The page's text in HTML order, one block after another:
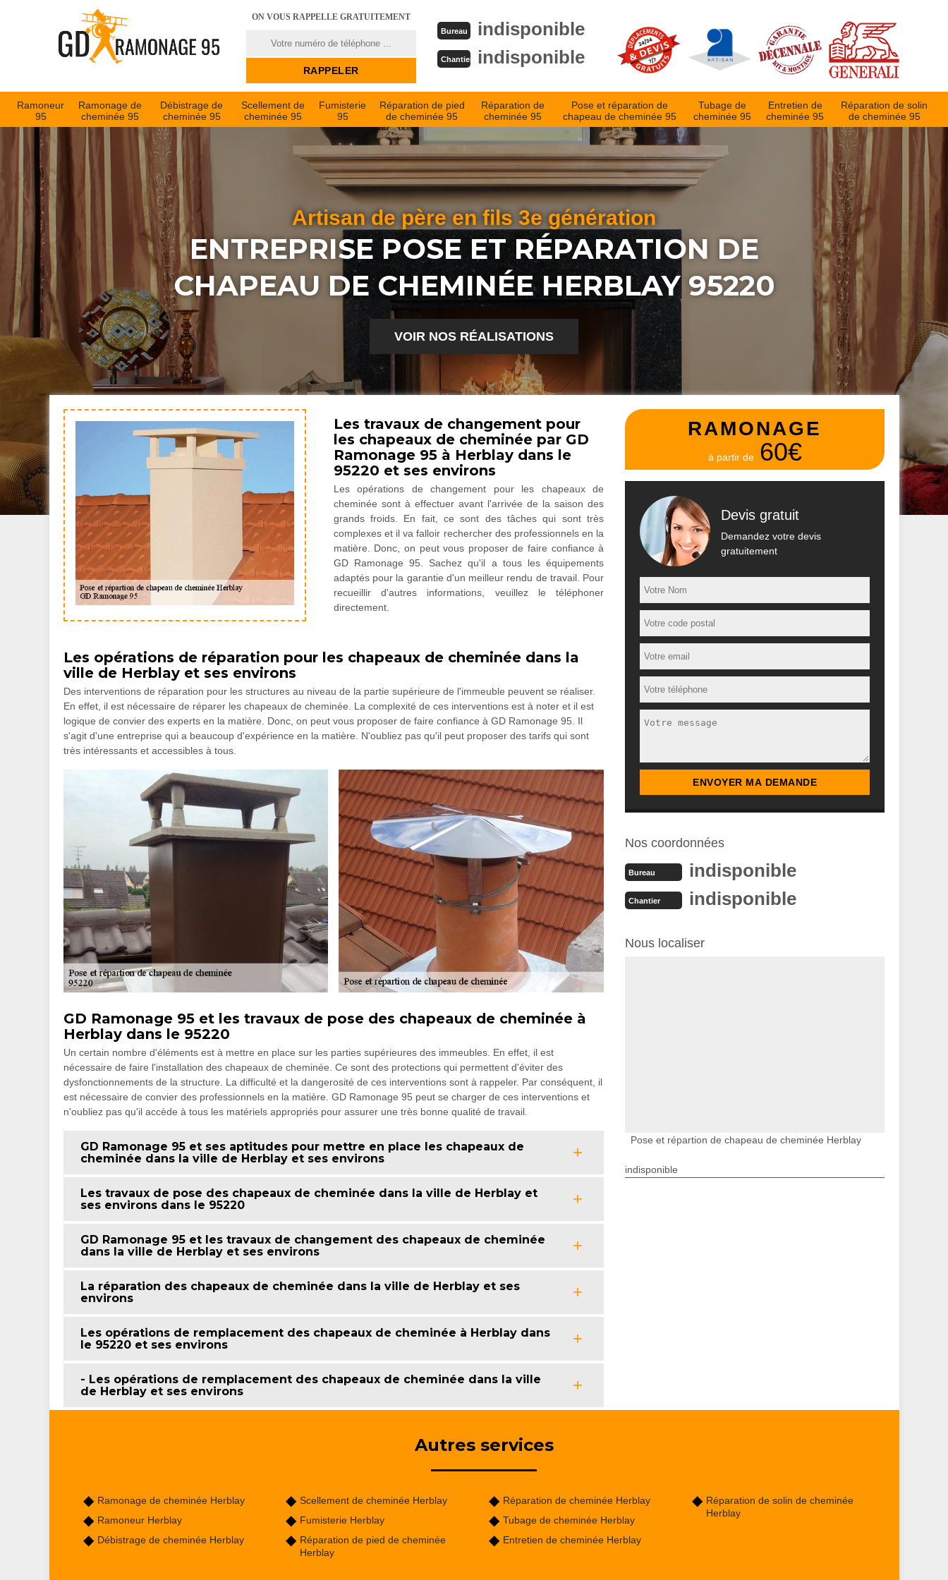
ON VOUS RAPPELLE GRATUITEMENT
Bureau indisponible
Chantier indisponible
Ramoneur
95
Ramonage de
cheminée 95
Débistrage de
cheminée 95
Scellement de
cheminée 95
Fumisterie
95
Réparation de pied
de cheminée 95
Réparation de
cheminée 95
Pose et réparation de
chapeau de cheminée 95
Tubage de
cheminée 95
Entretien de
cheminée 95
Réparation de solin
de cheminée 95
Artisan de père en fils 3e génération
ENTREPRISE POSE ET RÉPARATION DE
CHAPEAU DE CHEMINÉE HERBLAY 95220
VOIR NOS RÉALISATIONS
Les travaux de changement pour
les chapeaux de cheminée par GD
Ramonage 95 à Herblay dans le
95220 et ses environs
Les opérations de changement pour les chapeaux de
cheminée sont à effectuer avant l'arrivée de la saison des
grands froids. En fait, ce sont des tâches qui sont très
complexes et il va falloir rechercher des professionnels en la
matière. Donc, on peut vous proposer de faire confiance à
GD Ramonage 95. Sachez qu'il a tous les équipements
adaptés pour la garantie d'un meilleur rendu de travail. Pour
recueillir d'autres informations, veuillez le téléphoner
directement.
Les opérations de réparation pour les chapeaux de cheminée dans la
ville de Herblay et ses environs
Des interventions de réparation pour les structures au niveau de la partie supérieure de l'immeuble peuvent se réaliser.
En effet, il est nécessaire de réparer les chapeaux de cheminée. La complexité de ces interventions est à noter et il est
logique de convier des experts en la matière. Donc, on peut vous proposer de faire confiance à GD Ramonage 95. Il
s'agit d'une entreprise qui a beaucoup d'expérience en la matière. N'oubliez pas qu'il peut proposer des tarifs qui sont
très intéressants et accessibles à tous.
GD Ramonage 95 et les travaux de pose des chapeaux de cheminée à
Herblay dans le 95220
Un certain nombre d'éléments est à mettre en place sur les parties supérieures des immeubles. En effet, il est
nécessaire de faire l'installation des chapeaux de cheminée. Ce sont des protections qui permettent d'éviter des
dysfonctionnements de la structure. La difficulté et la dangerosité de ces interventions sont à rappeler. Par conséquent, il
est nécessaire de convier des professionnels en la matière. GD Ramonage 95 peut se charger de ces interventions et
n'oubliez pas qu'il accède à tous les matériels appropriés pour assurer une très bonne qualité de travail.
GD Ramonage 95 et ses aptitudes pour mettre en place les chapeaux de
cheminée dans la ville de Herblay et ses environs
Les travaux de pose des chapeaux de cheminée dans la ville de Herblay et
ses environs dans le 95220
GD Ramonage 95 et les travaux de changement des chapeaux de cheminée
dans la ville de Herblay et ses environs
La réparation des chapeaux de cheminée dans la ville de Herblay et ses
environs
Les opérations de remplacement des chapeaux de cheminée à Herblay dans
le 95220 et ses environs
- Les opérations de remplacement des chapeaux de cheminée dans la ville
de Herblay et ses environs
RAMONAGE
à partir de 60€
Devis gratuit
Demandez votre devis
gratuitement
Nos coordonnées
Bureau indisponible
Chantier indisponible
Nous localiser
Pose et répartion de chapeau de cheminée Herblay
indisponible
Autres services
Ramonage de cheminée Herblay
Ramoneur Herblay
Débistrage de cheminée Herblay
Scellement de cheminée Herblay
Fumisterie Herblay
Réparation de pied de cheminée
Herblay
Réparation de cheminée Herblay
Tubage de cheminée Herblay
Entretien de cheminée Herblay
Réparation de solin de cheminée
Herblay